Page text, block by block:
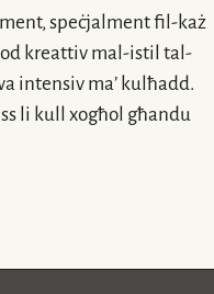
speċjalmentfil-każ
kreattiv mal-istil tal-
intensiv ma’ kulħadd.
li kull xogħol għandu